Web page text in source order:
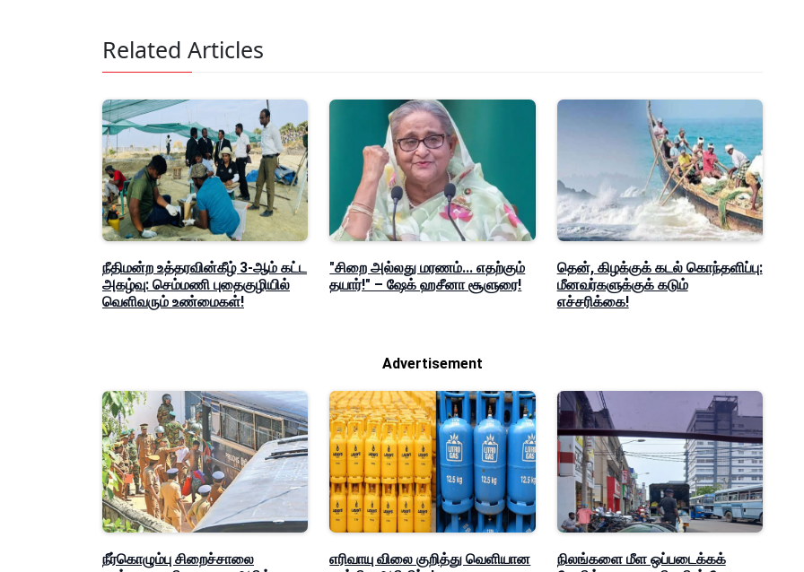
Related Articles
நீதிமன்ற உத்தரவின்கீழ் 3-ஆம் கட்ட
அகழ்வு: செம்மணி புதைகுழியில்
வெளிவரும் உண்மைகள்!
"சிறை அல்லது மரணம்... எதற்கும்
தயார்!" – ஷேக் ஹசீனா சூளுரை!
தென், கிழக்குக் கடல் கொந்தளிப்பு:
மீனவர்களுக்குக் கடும்
எச்சரிக்கை!
Advertisement
நீர்கொழும்பு சிறைச்சாலை
எரிவாயு விலை குறித்து வெளியான
நிலங்களை மீள ஒப்படைக்கக்